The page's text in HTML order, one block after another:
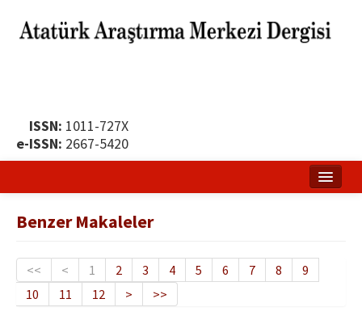
ISSN: 1011-727X
e-ISSN: 2667-5420
Yayın Politikası
Dergi Kurulları
Benzer Makaleler
<< < 1 2 3 4 5 6 7 8
9
10
11 12 > >>